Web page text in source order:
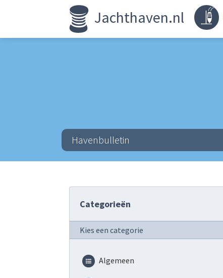
Jachthaven.nl
Havenbulletin
Categorieën
Kies een categorie
Algemeen